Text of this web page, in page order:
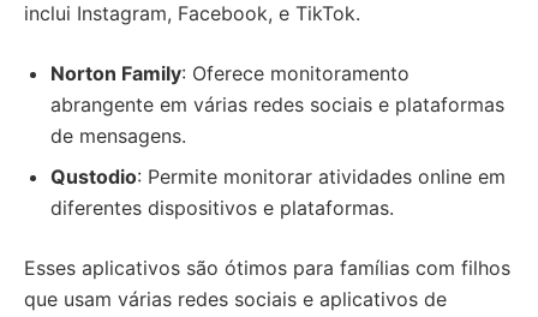
inclui Instagram, Facebook, e TikTok.
Norton Family: Oferece monitoramento
abrangente em várias redes sociais e plataformas
de mensagens.
Qustodio: Permite monitorar atividades online em
diferentes dispositivos e plataformas.
Esses aplicativos são ótimos para famílias com filhos
que usam várias redes sociais e aplicativos de